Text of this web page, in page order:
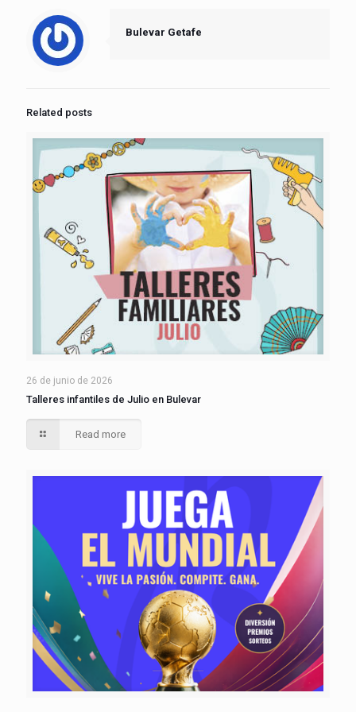
Bulevar Getafe
Related posts
26 de junio de 2026
Talleres infantiles de Julio en Bulevar
Read more